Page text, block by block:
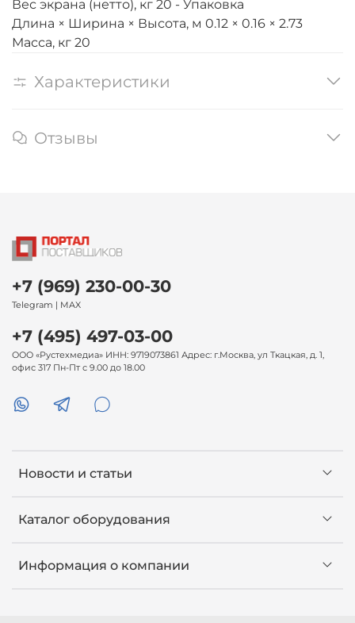
Вес экрана (нетто), кг 20 - Упаковка
Длина × Ширина × Высота, м 0.12 × 0.16 × 2.73
Масса, кг 20
Характеристики
Отзывы
Новости и статьи
Каталог оборудования
Информация о компании
+7 (969) 230-00-30
Telegram | MAX
+7 (495) 497-03-00
ООО «Рустехмедиа» ИНН: 9719073861 Адрес: г.Москва, ул Ткацкая, д. 1,
офис 317 Пн-Пт с 9.00 до 18.00